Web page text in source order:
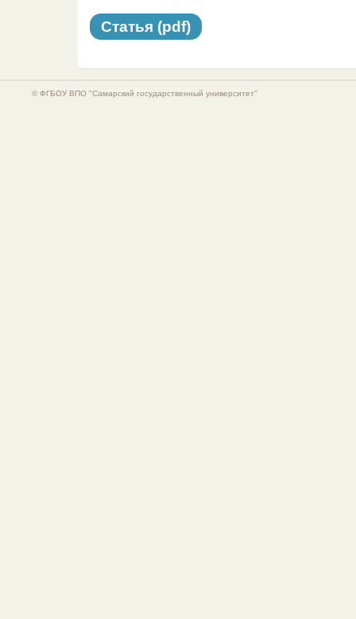
Статья (pdf)
© ФГБОУ ВПО "Самарский государственный университет"